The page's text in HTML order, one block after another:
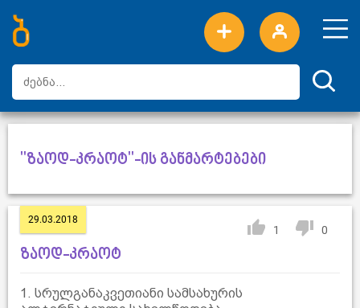
ახალი სიტყვები
ტოპ სიტყვები
დღის ტოპ სიტყვები
ტოპ მომხმარებლები
"ზაოდ-კრაოტ"-ის განმარტებები
29.03.2018
1 0
ზაოდ-კრაოტ
1. სრულგანაკვეთიანი სამსახურის